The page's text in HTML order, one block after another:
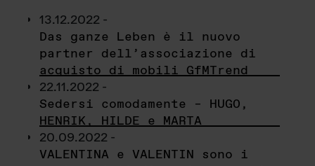
13.12.2022 -
Das ganze Leben è il nuovo
partner dell’associazione di
acquisto di mobili GfMTrend
22.11.2022 -
Sedersi comodamente – HUGO,
HENRIK, HILDE e MARTA
20.09.2022 -
VALENTINA e VALENTIN sono i